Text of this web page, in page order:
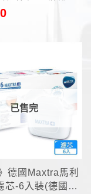
芯-藍色(原裝進口)
已售完
德國Maxtra馬利
芯-6入裝(德國原